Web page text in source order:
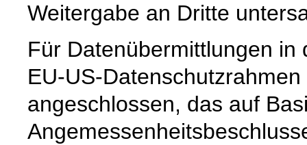
Weitergabe an Dritte
Für Datenübermittlungen in
EU-US-
angeschlossen, das auf